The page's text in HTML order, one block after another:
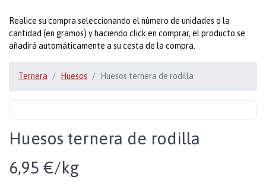
Realice su compra seleccionando el número de unidades o la
cantidad (en gramos) y haciendo click en comprar, el producto se
añadirá automáticamente a su cesta de la compra.
Ternera Huesos Huesos ternera de rodilla
Huesos ternera de rodilla
6,95 €/kg